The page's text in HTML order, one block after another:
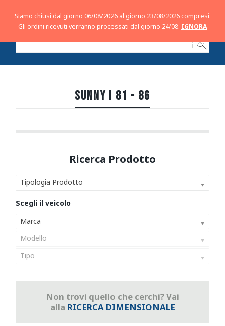
ℹ
SUNNY I 81 - 86
Tipologia Prodotto
Marca
Modello
Tipo
Non trovi quello che cerchi? Vai
alla RICERCA DIMENSIONALE
Siamo chiusi dal giorno 06/08/2026 al giorno 23/08/2026 compresi.
Gli ordini ricevuti verranno processati dal giorno 24/08. IGNORA